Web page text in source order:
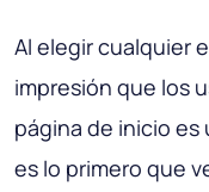
Al elegir cualquier
impresión que los
página de inicio
es lo primero que